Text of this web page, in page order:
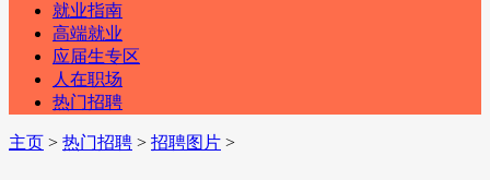
就业指南
高端就业
应届生专区
人在职场
热门招聘
主页 > 热门招聘 > 招聘图片 >